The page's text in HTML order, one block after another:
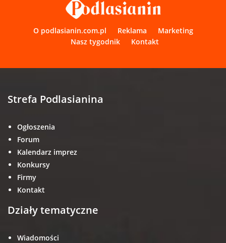
O podlasianin.com.pl Reklama
Marketing
Nasz tygodnik
Kontakt
Strefa Podlasianina
Ogłoszenia
Forum
Kalendarz imprez
Konkursy
Firmy
Kontakt
Działy tematyczne
Wiadomości